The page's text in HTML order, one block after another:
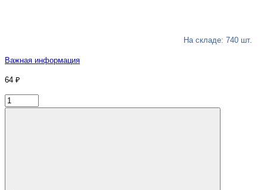
На складе: 740 шт.
Важная информация
64 ₽